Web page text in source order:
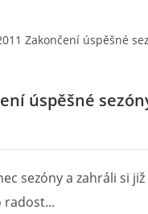
Zakončení úspěšné
úspěšné
sezóny a zahráli si